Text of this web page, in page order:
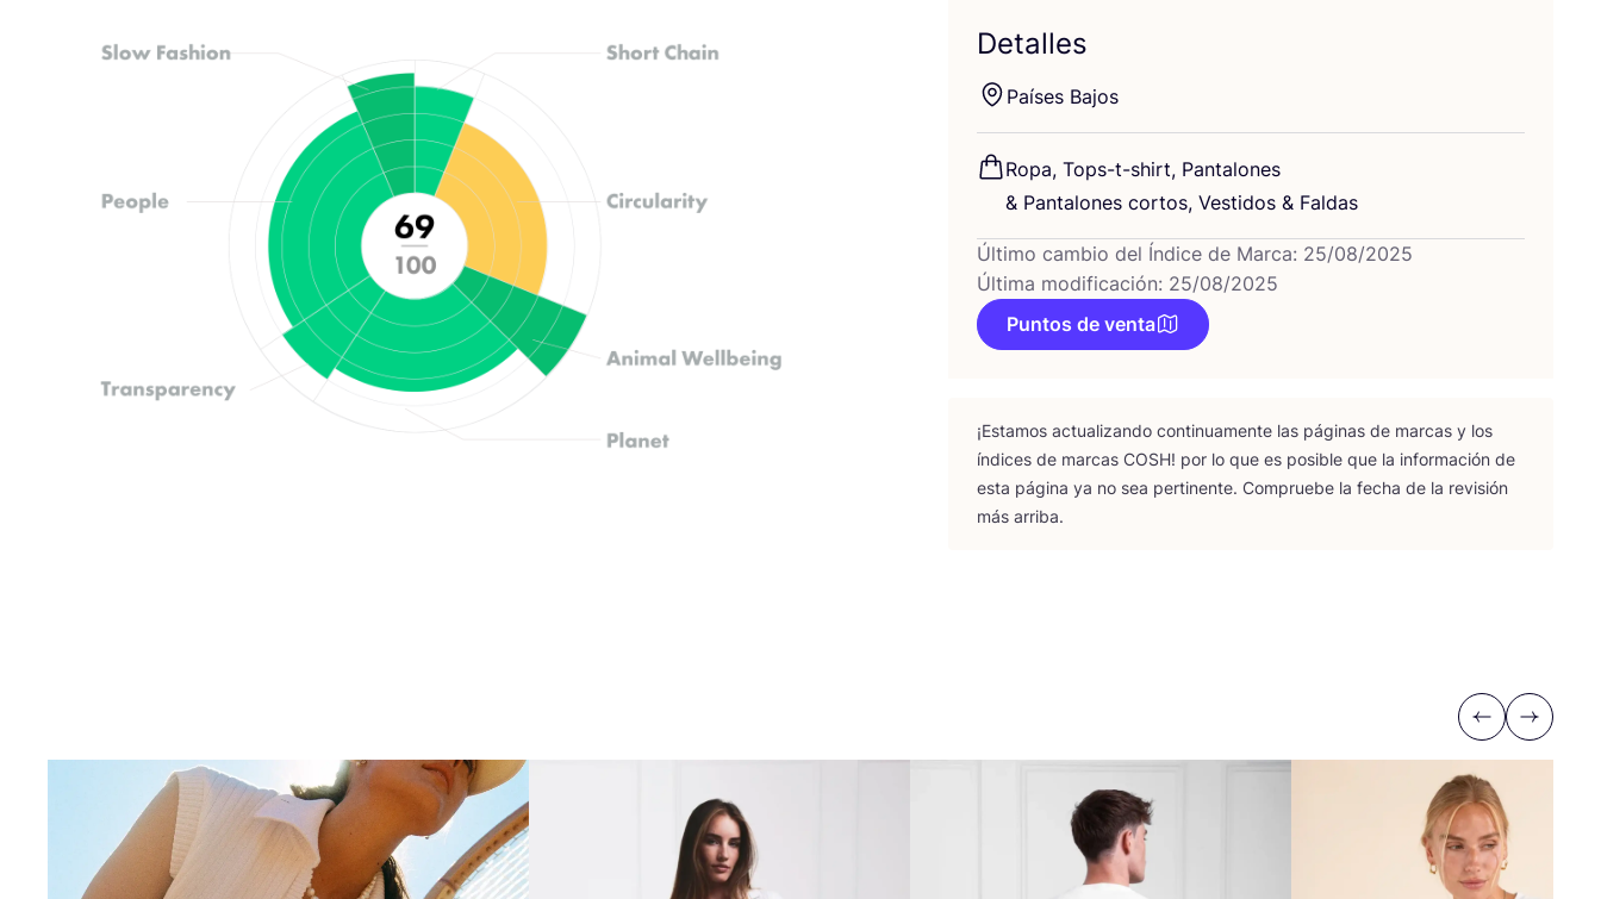
Detalles
Paí­ses Bajos
Ropa, Tops-t-shirt, Pan­ta­lo­nes
& Pan­ta­lo­nes cor­tos, Ves­ti­dos & Faldas
Último cambio del Índice de Marca: 25/08/2025
Última modificación: 25/08/2025
Puntos de venta
¡Esta­mos actua­li­zan­do con­ti­nua­men­te las pági­nas de mar­cas y los
índi­ces de mar­cas COSH! por lo que es posi­ble que la infor­ma­ción de
esta pági­na ya no sea per­ti­nen­te. Com­prue­be la fecha de la revi­sión
más arriba.
Previous
Next